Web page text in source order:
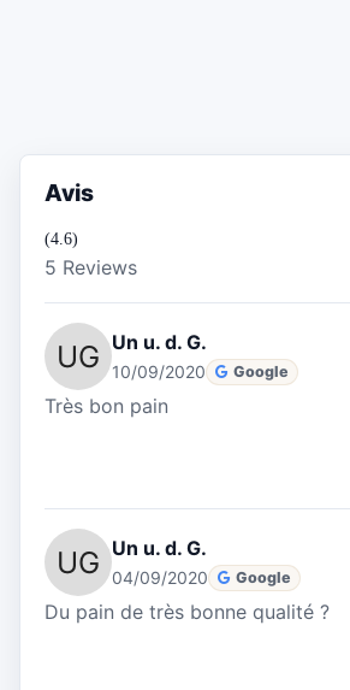
Avis
(4.6)
5 Reviews
Un u. d. G.
10/09/2020 Google
Très bon pain
Un u. d. G.
04/09/2020 Google
Du pain de très bonne qualité ?